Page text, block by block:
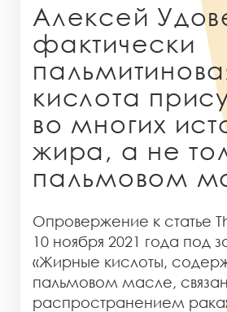
Алексей
фактически
кислота
во многих
жира, а не
пальмовом
Опровержение к статье
10 ноября 2021 года под
«Жирные кислоты,
пальмовом масле,
распространением